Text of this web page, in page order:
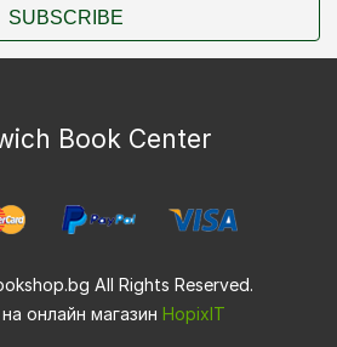
SUBSCRIBE
Book Center
All Rights Reserved.
онлайн магазин HopixIT